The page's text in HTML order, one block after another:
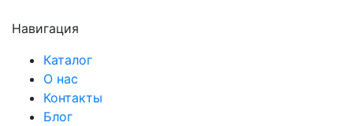
Навигация
Каталог
О нас
Контакты
Блог